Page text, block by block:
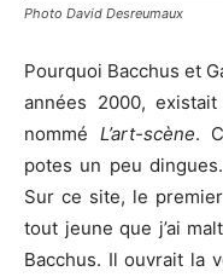
Photo David Desreumaux
Pourquoi Bacchus et
années 2000,
nommé L’art-scène.
potes un peu
Sur ce site, le
tout jeune que j’ai
Bacchus. Il ouvrait la